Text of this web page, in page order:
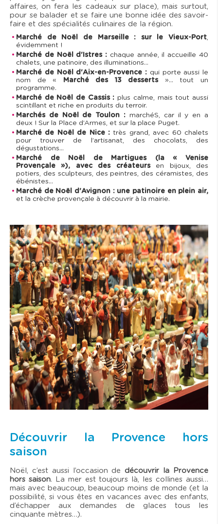
affaires, on fera les cadeaux sur place), mais surtout,
pour se balader et se faire une bonne idée des savoir-
faire et des spécialités culinaires de la région.
Marché de Noël de Marseille : sur le Vieux-Port,
évidemment !
Marché de Noël d'Istres : chaque année, il accueille 40
chalets, une patinoire, des illuminations…
Marché de Noël d'Aix-en-Provence : qui porte aussi le
nom de « Marché des 13 desserts»… tout un
programme.
Marché de Noël de Cassis : plus calme, mais tout aussi
scintillant et riche en produits du terroir.
Marchés de Noël de Toulon : marchéS, car il y en a
deux ! Sur la Place d’Armes, et sur la place Puget.
Marché de Noël de Nice : très grand, avec 60 chalets
pour trouver de l’artisanat, des chocolats, des
dégustations…
Marché de Noël de Martigues (la « Venise
Provençale »), avec des créateursen bijoux, des
potiers, des sculpteurs, des peintres, des céramistes, des
ébénistes…
Marché de Noël d'Avignon : une patinoire en plein air,
et la crèche provençale à découvrir à la mairie.
Découvrir la Provence hors
saison
Noël, c’est aussi l’occasion dedécouvrir la Provence
hors saison. La mer est toujours là, les collines aussi…
mais avec beaucoup, beaucoup moins de monde (et la
possibilité, si vous êtes en vacances avec des enfants,
d’échapper aux demandes de glaces tous les
cinquante mètres…).